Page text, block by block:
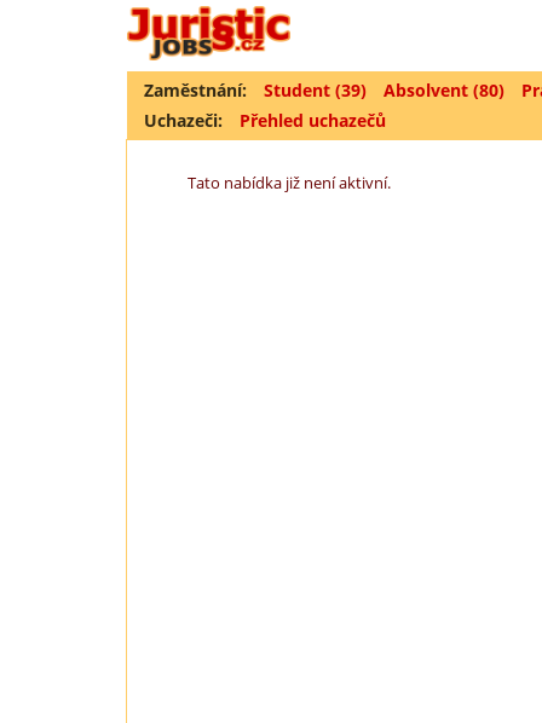
Zaměstnání: Student (39) Absolvent (80)
Uchazeči:
Přehled uchazečů
Tato nabídka již není aktivní.